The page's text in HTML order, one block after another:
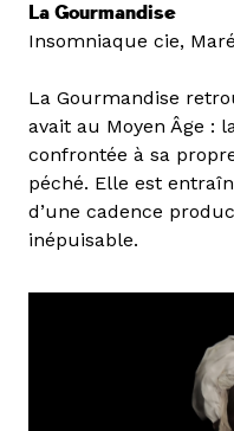
La Gourmandise
Insomniaque cie,
La Gourmandise
avait au Moyen Âge :
confrontée à sa
péché. Elle est
d’une cadence
inépuisable.